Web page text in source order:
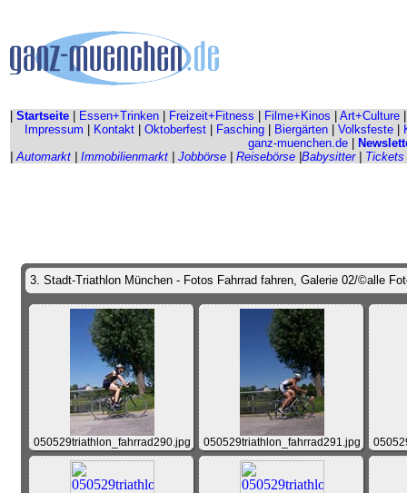
Startseite Essen+Trinken Freizeit+Fitness Filme+Kinos Art+Culture
Impressum
Kontakt Oktoberfest| Fasching| Biergärten| Volksfeste|
ganz-muenchen.de|
|Automarkt Immobilienmarkt Jobbörse Reisebörse Babysitter Tickets
3. Stadt-Triathlon München - Fotos Fahrrad fahren, Galerie 02/©alle
050529triathlon_fahrrad290.jpg 050529triathlon_fahrrad291.jpg